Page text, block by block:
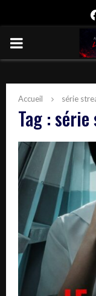
PRIMARY
Accueil série
Tag :